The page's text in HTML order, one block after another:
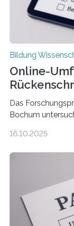
Bildung
Online-
Das
Bochum
gehören zu den
damit gemacht
beeinflussen,
Therapien
stehen im
Hochschule
16.10.2025